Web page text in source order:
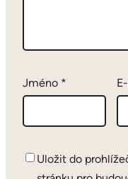
Jméno *
Uložit do